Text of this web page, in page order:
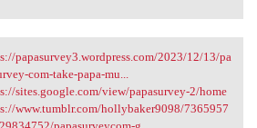
papasurvey3.wordpress
papasurvey3.wordpress.com/2023/12/13/pa
com-take-papa-mu...
sites.google.com/view/papasurvey-2/home
www.tumblr.com/hollybaker9098/7365957